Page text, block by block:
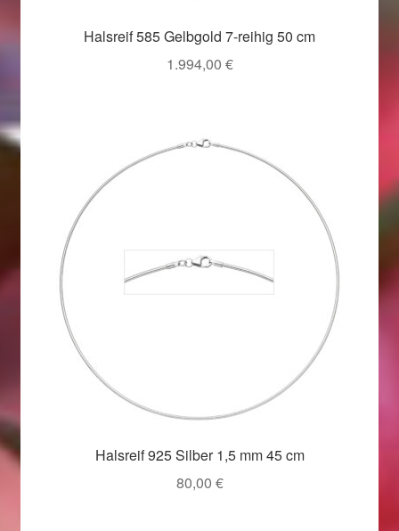
Halsreif 585 Gelbgold 7-reihig 50 cm
1.994,00 €
Halsreif 925 Silber 1,5 mm 45 cm
80,00 €